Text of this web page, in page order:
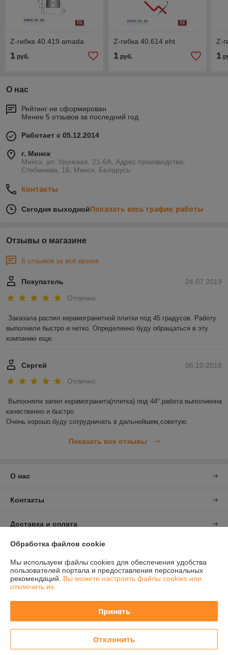
Z-гибка 40.419 amada
1 руб.
Z-гибка 40.614 eht
1руб.
Z-
1
О нас
Рейтинг не сформирован
Менее 5 отзывов за последний год
Работает с 05.12.2014
г. Минск
Минск. ул. Уручская, 21-6А, Адрес производства:
Стебенева, 16, Минск, Беларусь
Контакты
Сегодня выходнойПоказать весь график работы
Отзывы о магазине
6 отзывов за всё время
24.07.2019
Покупатель
Отлично
Заказала распил керамогранитной плитки под 45 градусов. Работу
выполнили быстро и четко. Определенно буду обращаться в эту
компанию еще.
06.10.2018
Сергей
Отлично
Выпооняли запил керамогранита(плитка) под 44°.работа выполненна
качественно и быстро.
Очень хорошо.буду сотрудничать в дальнейшем,советую.
Показать все отзывы
О нас
Контакты
Доставка и оплата
График работы
Полная версия сайта
Сайт создан на платформе Deal.by
Обработка файлов cookie
Мы используем файлы cookies для обеспечения удобства
пользователей портала и предоставления персональных
рекомендаций. Вы можете настроить файлы cookies или
отключить их.
Принять
Отклонить